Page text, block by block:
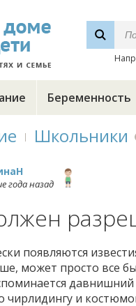
Беременность
Школьники
года назад
появляются
может просто все
чирлидингу и